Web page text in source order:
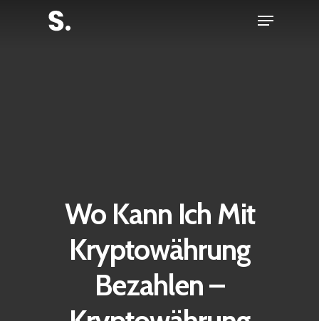
Menu
Wo Kann Ich Mit
Kryptowährung
Bezahlen –